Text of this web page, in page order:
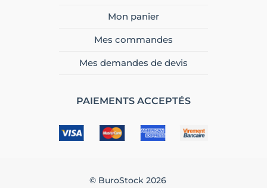
Mon panier
Mes commandes
Mes demandes de devis
PAIEMENTS ACCEPTÉS
© BuroStock 2026